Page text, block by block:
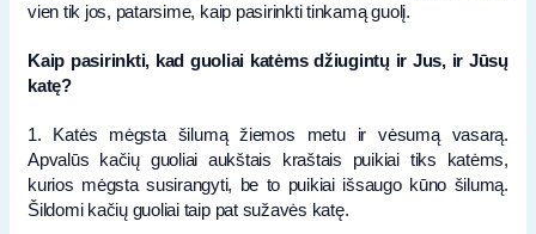
vien tik jos, patarsime, kaip pasirinkti tinkamą guolį.
Kaip pasirinkti, kad guoliai katėms džiugintų ir Jus, ir Jūsų
katę?
1. Katės mėgsta šilumą žiemos metu ir vėsumą vasarą.
Apvalūs kačių guoliai aukštais kraštais puikiai tiks katėms,
kurios mėgsta susirangyti, be to puikiai išsaugo kūno šilumą.
Šildomi kačių guoliai taip pat sužavės katę.